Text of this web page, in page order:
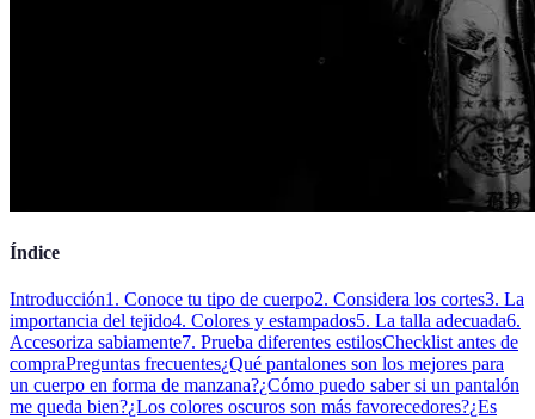
Índice
Introducción1. Conoce tu tipo de cuerpo2. Considera los cortes3. La
importancia del tejido4. Colores y estampados5. La talla adecuada6.
Accesoriza sabiamente7. Prueba diferentes estilosChecklist antes de
compraPreguntas frecuentes¿Qué pantalones son los mejores para
un cuerpo en forma de manzana?¿Cómo puedo saber si un pantalón
me queda bien?¿Los colores oscuros son más favorecedores?¿Es